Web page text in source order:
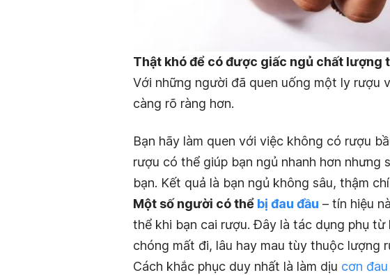
Thật khó để có được giấc ngủ chất lượng
Với những người đã quen uống một ly rượu
càng rõ ràng hơn.
Bạn hãy làm quen với việc không có rượu
rượu có thể giúp bạn ngủ nhanh hơn nhưng
bạn. Kết quả là bạn ngủ không sâu, thậm
Một số người có thể bị đau đầu – tín hiệu
thể khi bạn cai rượu. Đây là tác dụng phụ từ
chóng mất đi, lâu hay mau tùy thuộc lượng
Cách khắc phục duy nhất là làm dịu cơn